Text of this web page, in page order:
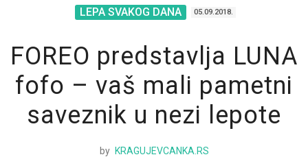
LEPA SVAKOG DANA 05.09.2018.
FOREO predstavlja LUNA
fofo – vaš mali pametni
saveznik u nezi lepote
by KRAGUJEVCANKA.RS